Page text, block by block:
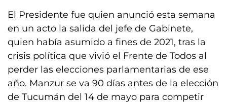
El Presidente fue quien anunció esta semana
en un acto la salida del jefe de Gabinete,
quien había asumido a fines de 2021, tras la
crisis política que vivió el Frente de Todos al
perder las elecciones parlamentarias de ese
año. Manzur se va 90 días antes de la elección
de Tucumán del 14 de mayo para competir